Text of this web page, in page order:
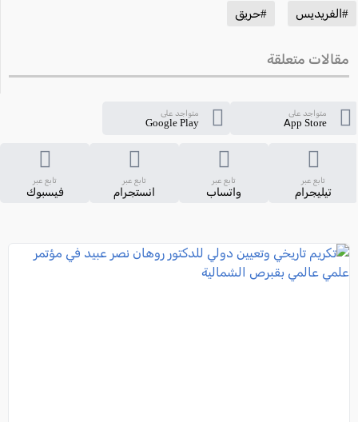
#الفريديس #حريق
مقالات متعلقة
متواجد على
App Store
متواجد على
Google Play
تابع عبر
تيليجرام
تابع عبر
واتساب
تابع عبر
انستجرام
تابع عبر
فيسبوك